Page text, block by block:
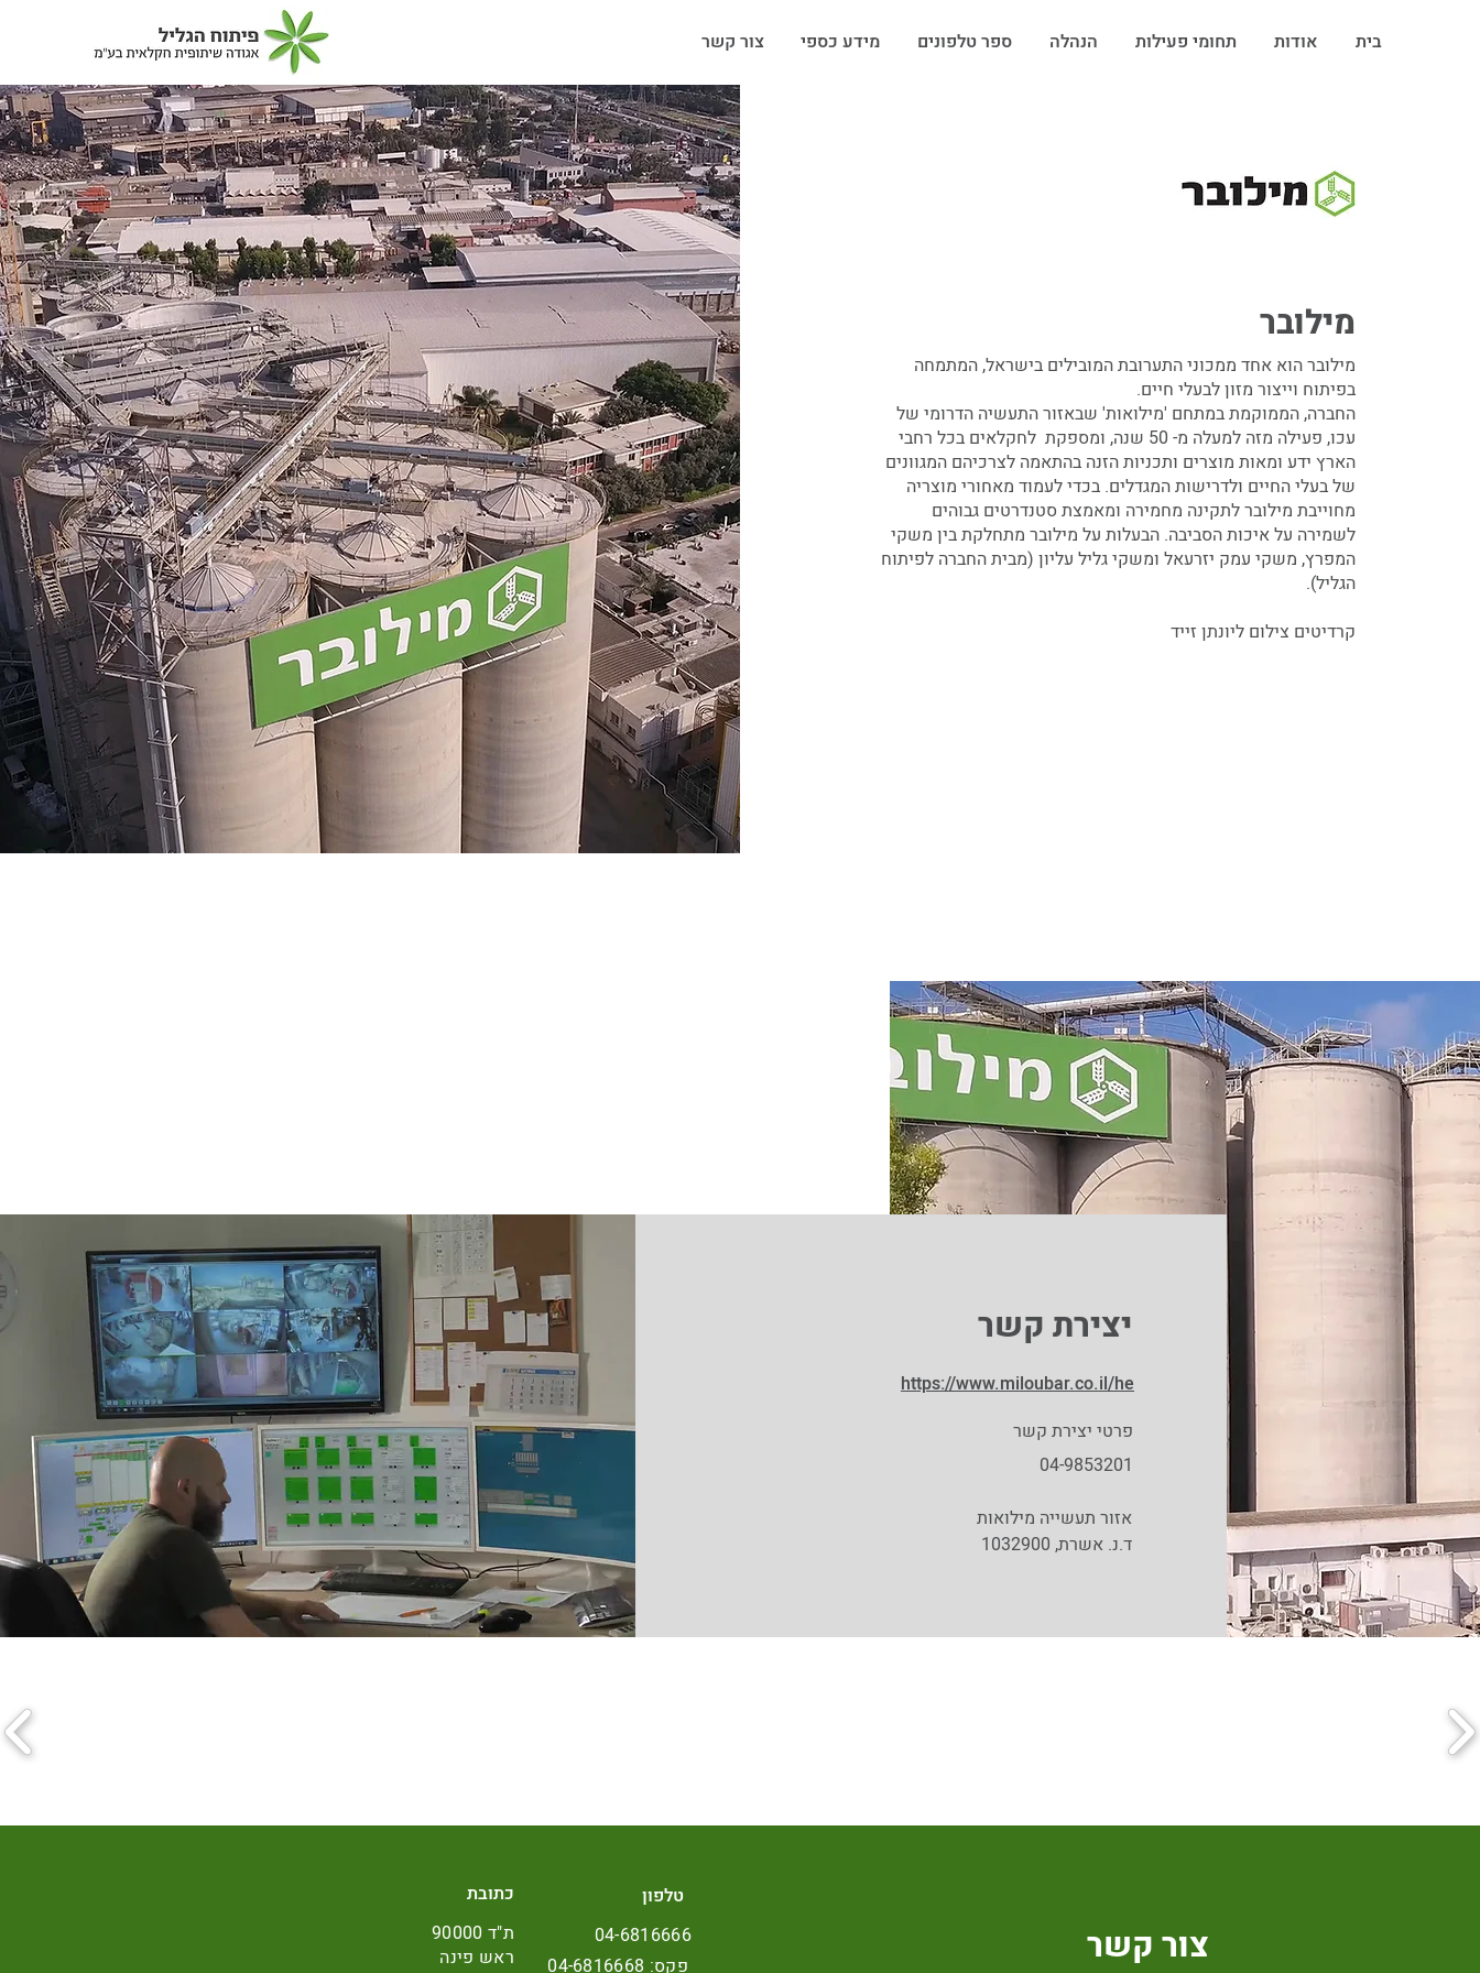
בית אודות תחומי פעילות הנהלה ספר טלפונים מידע כספי צור קשר
מילובר
מילובר הוא אחד ממכוני התערובת המובילים בישראל, המתמחה
בפיתוח וייצור מזון לבעלי חיים.
החברה, הממוקמת במתחם 'מילואות' שבאזור התעשיה הדרומי של
עכו, פעילה מזה למעלה מ- 50 שנה, ומספקת לחקלאים בכל רחבי
הארץ ידע ומאות מוצרים ותכניות הזנה בהתאמה לצרכיהם המגוונים
של בעלי החיים ולדרישות המגדלים. בכדי לעמוד מאחורי מוצריה
מחוייבת מילובר לתקינה מחמירה ומאמצת סטנדרטים גבוהים
לשמירה על איכות הסביבה. הבעלות על מילובר מתחלקת בין משקי
המפרץ, משקי עמק יזרעאל ומשקי גליל עליון (מבית החברה לפיתוח
הגליל).
קרדיטים צילום ליונתן זייד
יצירת קשר
https://www.miloubar.co.il/he
פרטי יצירת קשר
04-9853201
אזור תעשייה מילואות
ד.נ. אשרת, 1032900
כתובת
ת"ד 90000
ראש פינה
טלפון
04-6816666
פקס: 04-6816668
צור קשר